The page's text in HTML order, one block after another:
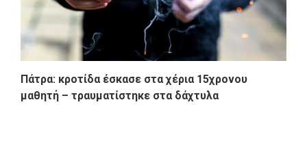
Πάτρα: κροτίδα έσκασε στα χέρια 15χρονου
μαθητή – τραυματίστηκε στα δάχτυλα